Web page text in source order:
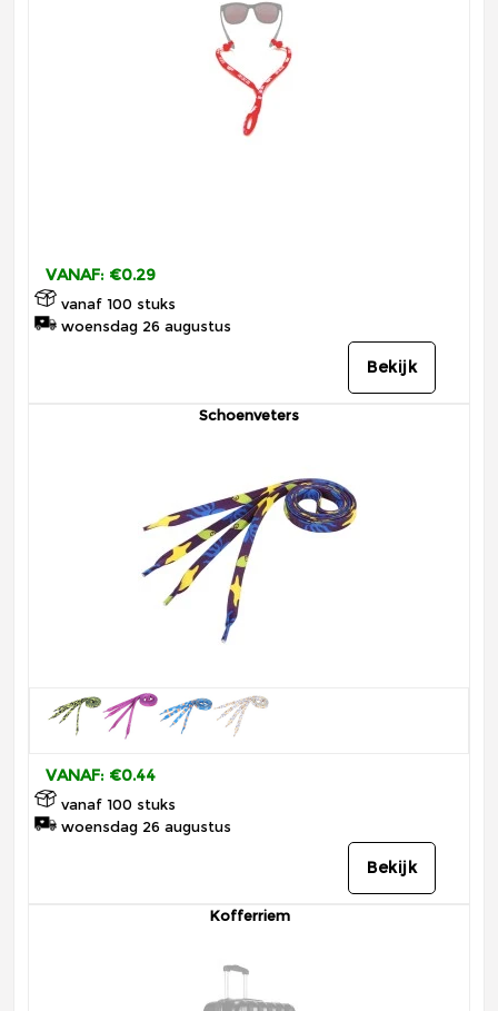
VANAF: €0.29
vanaf 100 stuks
woensdag 26 augustus
Bekijk
Schoenveters
VANAF: €0.44
vanaf 100 stuks
woensdag 26 augustus
Bekijk
Kofferriem